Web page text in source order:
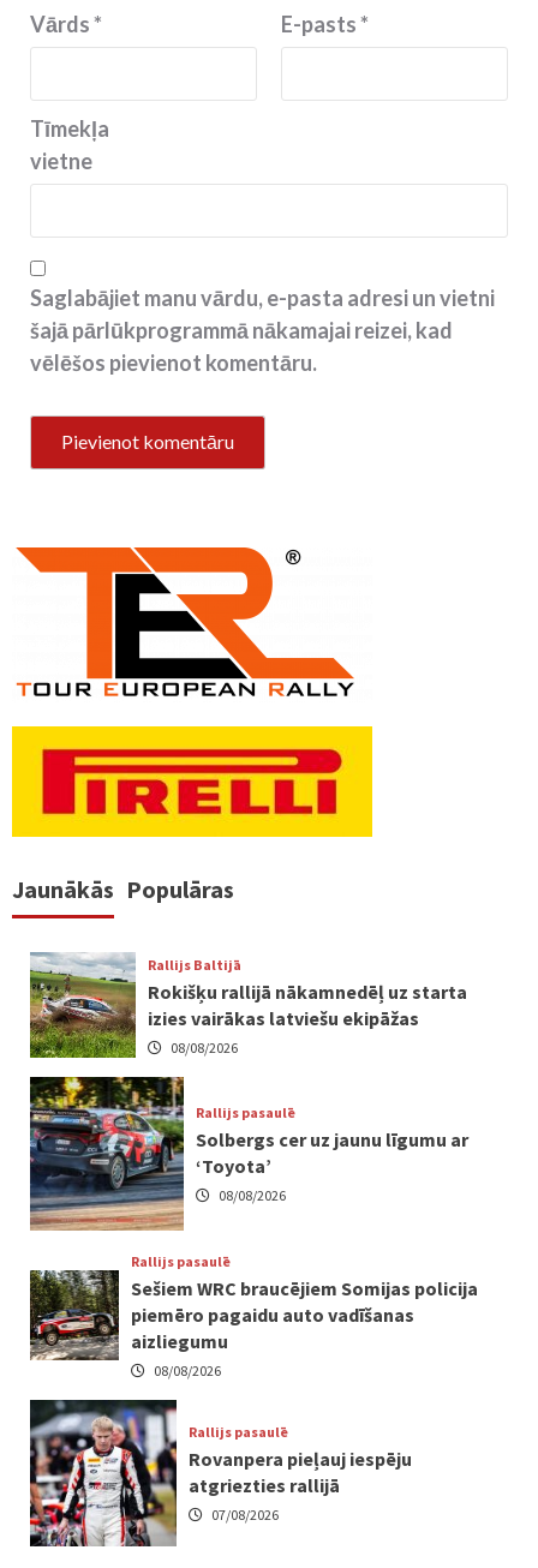
Vārds* E-pasts*
Tīmekļa
vietne
Saglabājiet manu vārdu, e-pasta adresi un vietni
šajā pārlūkprogrammā nākamajai reizei, kad
vēlēšos pievienot komentāru.
Jaunākās Populāras
Rallijs Baltijā
Rokišķu rallijā nākamnedēļ uz starta
izies vairākas latviešu ekipāžas
08/08/2026
Rallijs pasaulē
Solbergs cer uz jaunu līgumu ar
‘Toyota’
08/08/2026
Rallijs pasaulē
Sešiem WRC braucējiem Somijas policija
piemēro pagaidu auto vadīšanas
aizliegumu
08/08/2026
Rallijs pasaulē
Rovanpera pieļauj iespēju
atgriezties rallijā
07/08/2026